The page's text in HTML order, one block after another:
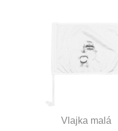
Vlajka malá